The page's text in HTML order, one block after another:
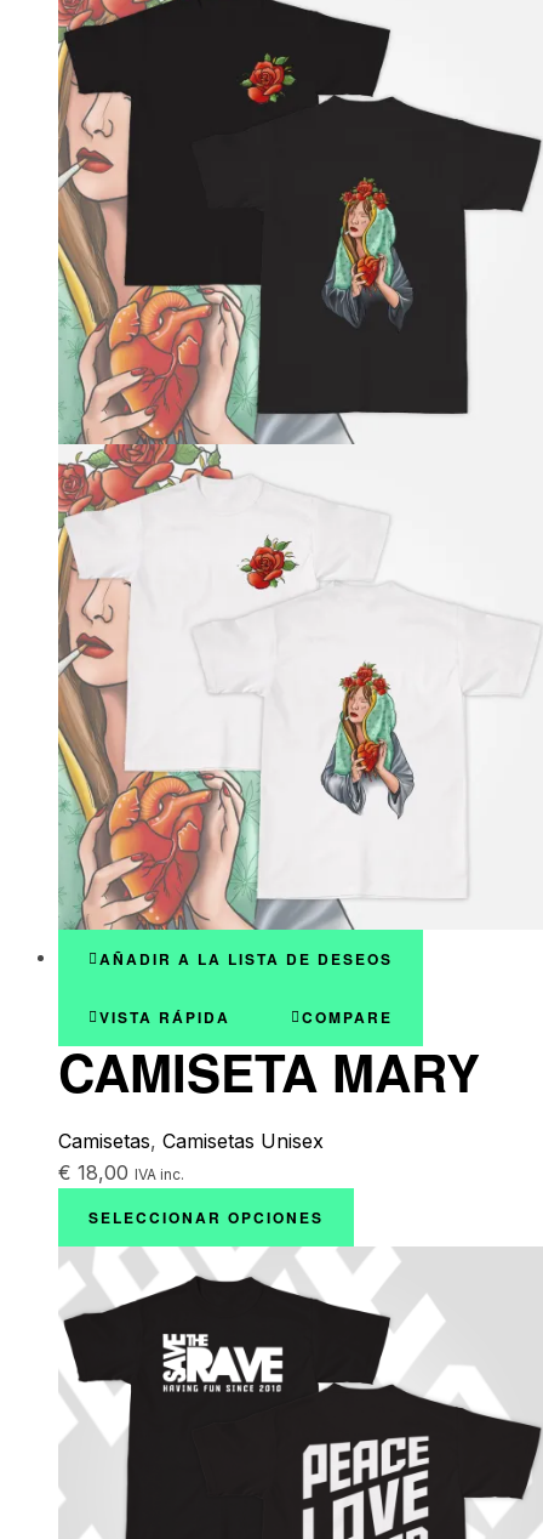
AÑADIR A LA LISTA DE DESEOS
VISTA RÁPIDA COMPARE
CAMISETA MARY
Camisetas, Camisetas Unisex
€ 18,00 IVA inc.
SELECCIONAR OPCIONES